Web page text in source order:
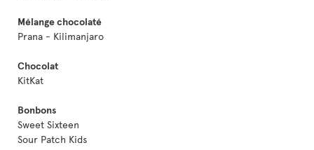
Mélange chocolaté
Prana - Kilimanjaro
Chocolat
KitKat
Bonbons
Sweet Sixteen
Sour Patch Kids